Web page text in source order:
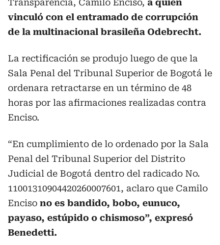
Transparencia, Camilo Enciso, a quien
vinculó con el entramado de corrupción
de la multinacional brasileña Odebrecht.
La rectificación se produjo luego de que la
Sala Penal del Tribunal Superior de Bogotá le
ordenara retractarse en un término de 48
horas por las afirmaciones realizadas contra
Enciso.
“En cumplimiento de lo ordenado por la Sala
Penal del Tribunal Superior del Distrito
Judicial de Bogotá dentro del radicado No.
11001310904420260007601, aclaro que Camilo
Enciso no es bandido, bobo, eunuco,
payaso, estúpido o chismoso”, expresó
Benedetti.